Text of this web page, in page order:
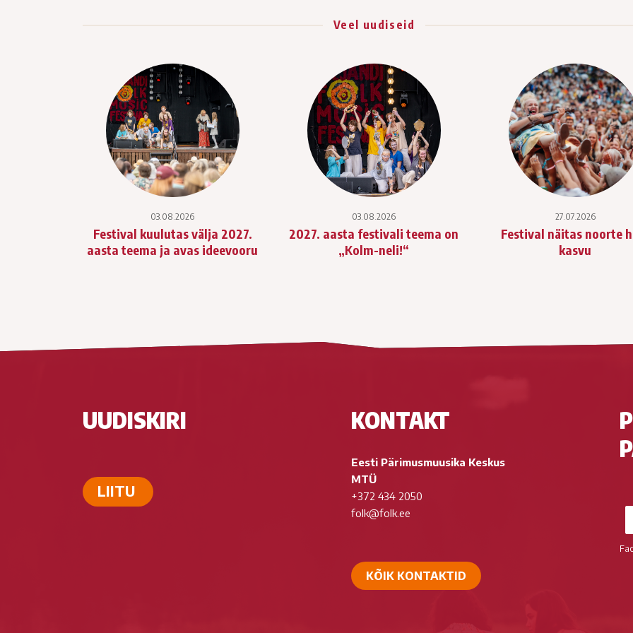
Veel uudiseid
03.08.2026
Festival kuulutas välja 2027.
aasta teema ja avas ideevooru
03.08.2026
2027. aasta festivali teema on
„Kolm-neli!“
27.07.2026
Festival näitas noorte
kasvu
UUDISKIRI
LIITU
KONTAKT
Eesti Pärimusmuusika Keskus
MTÜ
+372 434 2050
folk@folk.ee
KÕIK KONTAKTID